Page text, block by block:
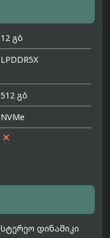
12 გბ
LPDDR5X
512 გბ
NVMe

სტერეო დინამიკი